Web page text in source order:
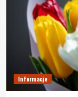
Informacje